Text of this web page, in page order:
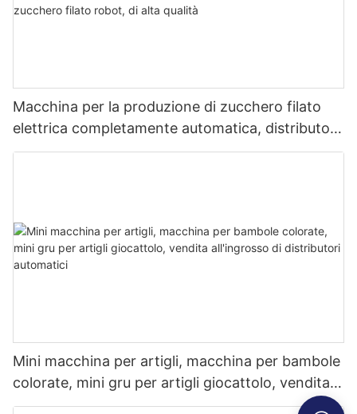
Macchina per la produzione di zucchero filato
elettrica completamente automatica, distributore
automatico di zucchero filato robot, di alta
Mini macchina per artigli, macchina per bambole
colorate, mini gru per artigli giocattolo, vendita
all'ingrosso di distributori automatici